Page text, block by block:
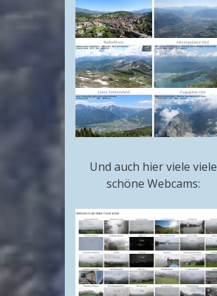
Und auch hier viele viele
schöne Webcams: